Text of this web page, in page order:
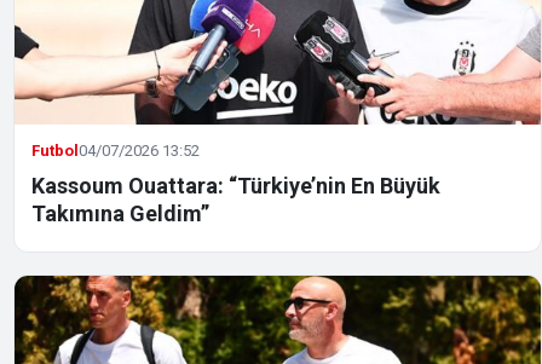
Futbol04/07/2026 13:52
Kassoum Ouattara: “Türkiye’nin En Büyük
Takımına Geldim”